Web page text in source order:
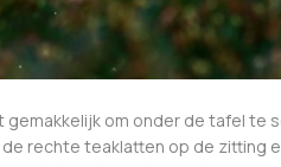
om onder de tafel te
rechte teaklatten op de zitting